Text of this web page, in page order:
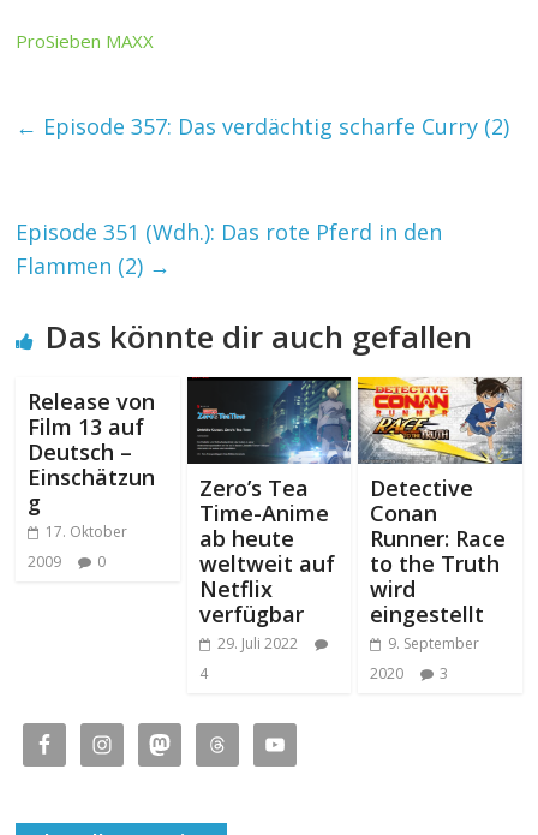
ProSieben MAXX
← Episode 357: Das verdächtig scharfe Curry (2)
Episode 351 (Wdh.): Das rote Pferd in den
Flammen (2) →
Das könnte dir auch gefallen
Release von
Film 13 auf
Deutsch –
Einschätzun
g
17. Oktober
2009
0
Zero’s Tea
Time-Anime
ab heute
weltweit auf
Netflix
verfügbar
29. Juli 2022
4
Detective
Conan
Runner: Race
to the Truth
wird
eingestellt
9. September
2020
3